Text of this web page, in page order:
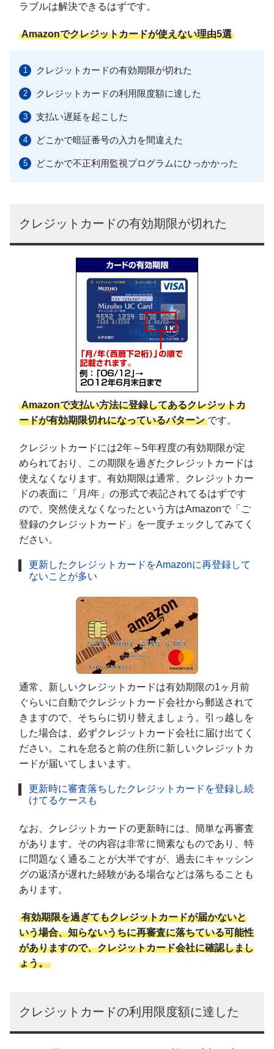
ラブルは解決できるはずです。
Amazonでクレジットカードが使えない理由5選
クレジットカードの有効期限が切れた
クレジットカードの利用限度額に達した
支払い遅延を起こした
どこかで暗証番号の入力を間違えた
どこかで不正利用監視プログラムにひっかかった
クレジットカードの有効期限が切れた
Amazonで支払い方法に登録してあるクレジットカ
ードが有効期限切れになっているパターン です。
クレジットカードには2年～5年程度の有効期限が定
められており、この期限を過ぎたクレジットカードは
使えなくなります。有効期限は通常、クレジットカー
ドの表面に「月/年」の形式で表記されてるはずです
ので、突然使えなくなったという方はAmazonで「ご
登録のクレジットカード」を一度チェックしてみてく
ださい。
更新したクレジットカードをAmazonに再登録して
ないことが多い
通常、新しいクレジットカードは有効期限の1ヶ月前
ぐらいに自動でクレジットカード会社から郵送されて
きますので、そちらに切り替えましょう。引っ越しを
した場合は、必ずクレジットカード会社に届け出てく
ださい。これを怠ると前の住所に新しいクレジットカ
ードが届いてしまいます。
更新時に審査落ちしたクレジットカードを登録し続
けてるケースも
なお、クレジットカードの更新時には、簡単な再審査
があります。その内容は非常に簡素なものであり、特
に問題なく通ることが大半ですが、過去にキャッシン
グの返済が遅れた経験がある場合などは落ちることも
あります。
有効期限を過ぎてもクレジットカードが届かないと
いう場合、知らないうちに再審査に落ちている可能性
がありますので、クレジットカード会社に確認しまし
ょう。
クレジットカードの利用限度額に達した